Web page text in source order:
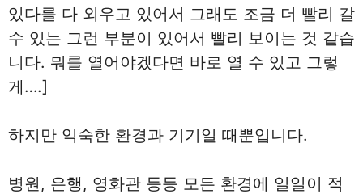
있다를 다 외우고 있어서 그래도 조금 더 빨리 갈
수 있는 그런 부분이 있어서 빨리 보이는 것 같습
니다. 뭐를 열어야겠다면 바로 열 수 있고 그렇
게….]
하지만 익숙한 환경과 기기일 때뿐입니다.
병원, 은행, 영화관 등등 모든 환경에 일일이 적